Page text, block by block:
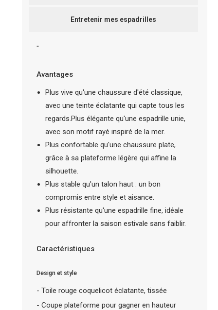
Entretenir mes espadrilles
"
Avantages
Plus vive qu'une chaussure d'été classique,
avec une teinte éclatante qui capte tous les
regards.Plus élégante qu'une espadrille unie,
avec son motif rayé inspiré de la mer.
Plus confortable qu'une chaussure plate,
grâce à sa plateforme légère qui affine la
silhouette.
Plus stable qu'un talon haut : un bon
compromis entre style et aisance.
Plus résistante qu'une espadrille fine, idéale
pour affronter la saison estivale sans faiblir.
Caractéristiques
Design et style
- Toile rouge coquelicot éclatante, tissée
- Coupe plateforme pour gagner en hauteur